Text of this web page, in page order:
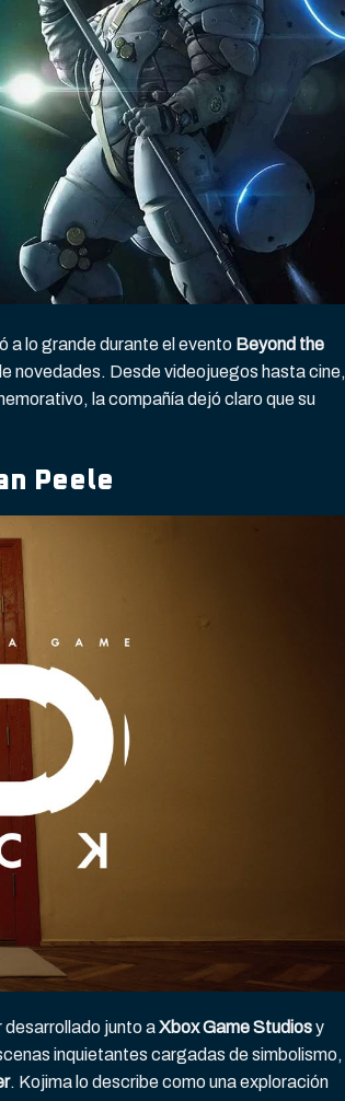
a lo grande durante el evento Beyond the
novedades. Desde videojuegos hasta cine,
la compañía dejó claro que su
Peele
desarrollado junto aXbox Game Studiosy
inquietantes cargadas de simbolismo,
. Kojima lo describe como una exploración